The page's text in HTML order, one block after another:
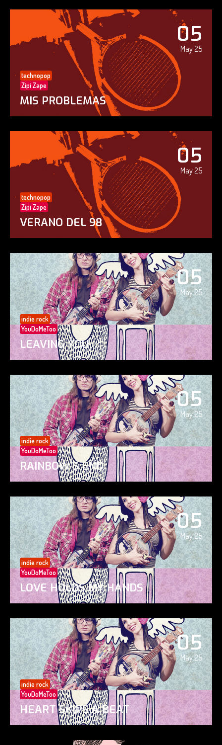
05
May 25
technopop
Zipi Zape
MIS PROBLEMAS
05
May 25
technopop
Zipi Zape
VERANO DEL 98
05
May 25
indie rock
YouDoMeToo
LEAVING YOU
05
May 25
indie rock
YouDoMeToo
RAINBOW’S END
05
May 25
indie rock
YouDoMeToo
LOVE HOLDS MY HANDS
05
May 25
indie rock
YouDoMeToo
HEART SKIPS A BEAT